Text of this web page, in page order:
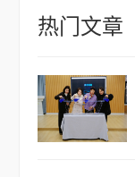
热门文章